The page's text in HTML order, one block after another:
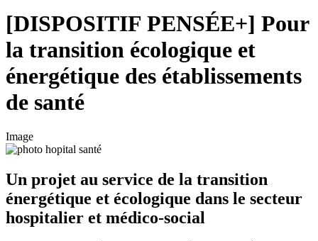
[DISPOSITIF PENSÉE+] Pour
la transition écologique et
énergétique des établissements
de santé
Image
Un projet au service de la transition
énergétique et écologique dans le secteur
hospitalier et médico-social